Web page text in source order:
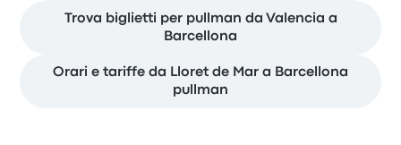
Trova biglietti per pullman da Valencia a
Barcellona
Orari e tariffe da Lloret de Mar a Barcellona
pullman